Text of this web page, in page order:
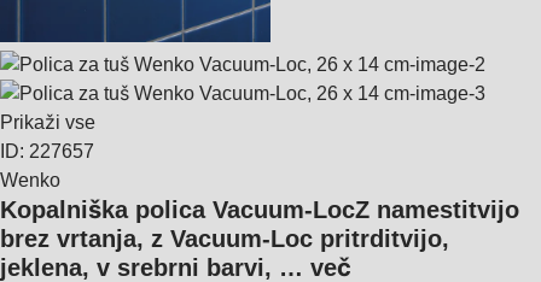
Prikaži vse
ID: 227657
Wenko
Kopalniška polica Vacuum-LocZ namestitvijo
brez vrtanja, z Vacuum-Loc pritrditvijo,
jeklena, v srebrni barvi, … več